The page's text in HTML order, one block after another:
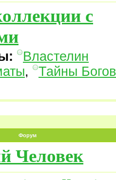
с
Властелин
,
Тайны Богов
Форум
Человек